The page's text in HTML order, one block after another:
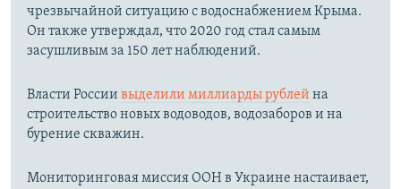
чрезвычайной ситуацию с водоснабжением Крыма.
Он также утверждал, что 2020 год стал самым
засушливым за 150 лет наблюдений.​
Власти России выделили миллиарды рублей на
строительство новых водоводов, водозаборов и на
бурение скважин.
Мониторинговая миссия ООН в Украине настаивает,